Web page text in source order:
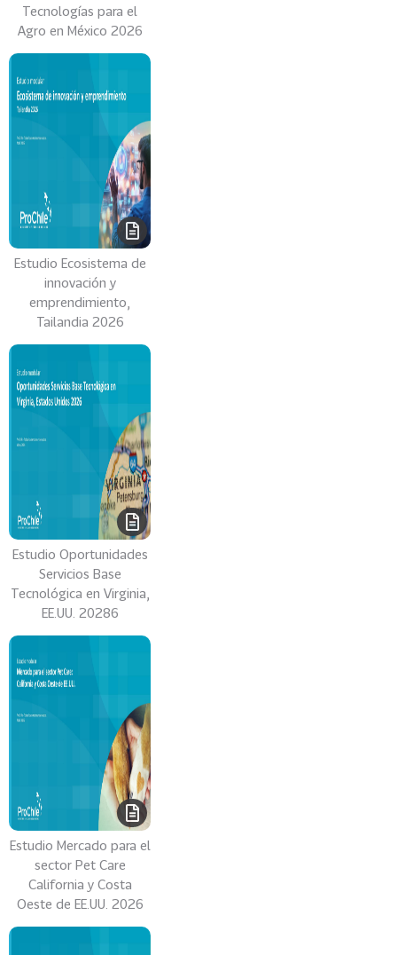
Tecnologías para el
Agro en México 2026
Estudio Ecosistema de
innovación y
emprendimiento,
Tailandia 2026
Estudio Oportunidades
Servicios Base
Tecnológica en Virginia,
EE.UU. 20286
Estudio Mercado para el
sector Pet Care
California y Costa
Oeste de EE.UU. 2026